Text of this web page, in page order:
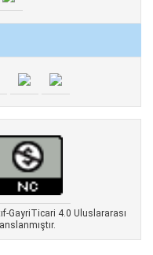
GayriTicari 4.0 Uluslararası